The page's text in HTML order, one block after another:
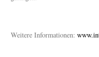
Weitere Informationen: